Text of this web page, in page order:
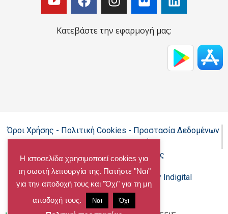
Κατεβάστε την εφαρμογή μας:
Όροι Χρήσης - Πολιτική Cookies - Προστασία Δεδομένων
Προσωπικού Χαρακτήρα
Δήλωση προσβασιμότητας
Copyright@chalandri.gr Powered by Indigital
Η ιστοσελίδα χρησιμοποιεί cookies για
τη σωστή λειτουργία της. Πατήστε "Ναι"
για την αποδοχή τους και "Όχι" για τη μη
αποδοχή τους.
Ναι Όχι